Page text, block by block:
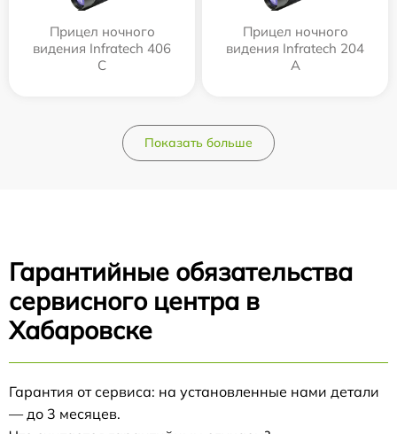
Прицел ночного
видения Infratech 406
С
Прицел ночного
видения Infratech 204
А
Показать больше
Гарантийные обязательства
сервисного центра в
Хабаровске
Гарантия от сервиса: на установленные нами детали
— до 3 месяцев.